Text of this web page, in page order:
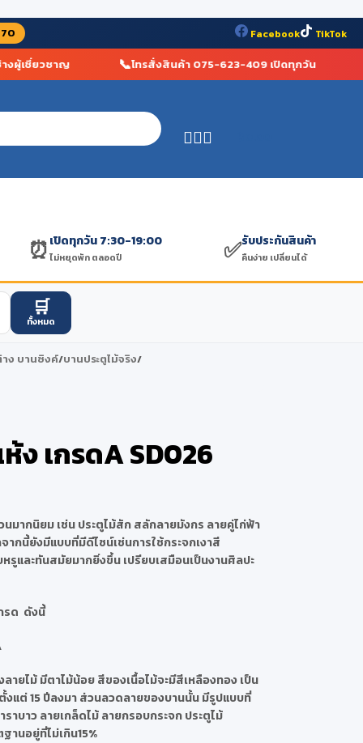
Facebook TikTok
เชี่ยวชาญ โทรสั่งสินค้า 075-623-409 เปิดทุกวัน
⏰เปิดทุกวัน 7:30-19:00
ไม่หยุดพัก ตลอดปี ✅รับประกันสินค้า
คืนง่าย เปลี่ยนได้
🛒
ทั้งหมด
ง บานซิงค์/บานประตูไม้จริง/
ง เกรดA SD026
มากนิยม เช่น ประตูไม้สัก สลักลายมังกร ลายคู่ไก่ฟ้า
กนี้ยังมีแบบที่มีดีไซน์เช่นการใช้กระจกเงาสี
รูและทันสมัยมากยิ่งขึ้น เปรียบเสมือนเป็นงานศิลปะ
รด ดังนี้
ายไม้ มีตาไม้น้อย สีของเนื้อไม้จะมีสีเหลืองทอง เป็น
งแต่ 15 ปีลงมา ส่วนลวดลายของบานนั้น มีรูปแบบที่
บาว ลายเกล็ดไม้ ลายกรอบกระจก ประตูไม้
านอยู่ที่ไม่เกิน15%